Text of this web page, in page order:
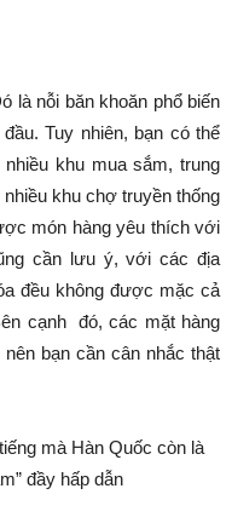
là nỗi băn khoăn phổ biến
Tuy nhiên, bạn có thể
khu mua sắm, trung
khu chợ truyền thống
món hàng yêu thích với
cần lưu ý, với các địa
đều không được mặc cả
cạnh đó, các mặt hàng
bạn cần cân nhắc thật